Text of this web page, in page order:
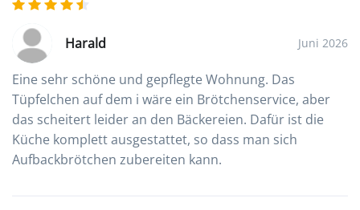
Harald Juni 2026
Eine sehr schöne und gepflegte Wohnung. Das
Tüpfelchen auf dem i wäre ein Brötchenservice, aber
das scheitert leider an den Bäckereien. Dafür ist die
Küche komplett ausgestattet, so dass man sich
Aufbackbrötchen zubereiten kann.